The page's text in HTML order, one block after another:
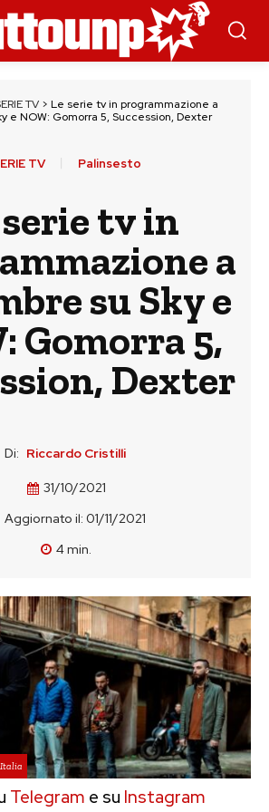
TV> Le serie tv in programmazione a
e NOW: Gomorra 5, Succession, Dexter
TV Palinsesto
tv in
a
su Sky e
Gomorra 5,
Dexter
Di: Riccardo Cristilli
31/10/2021
Aggiornato il: 01/11/2021
4min.
Italia
Telegram e su Instagram